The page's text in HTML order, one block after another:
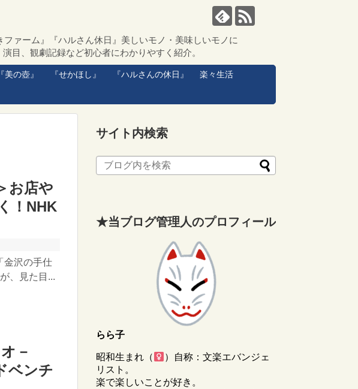
ァーム』『ハルさん休日』美しいモノ・美味しいモノに
目、観劇記録など初心者にわかりやすく紹介。
『美の壺』 『せかほし』 『ハルさんの休日』
楽々生活
お店や
！NHK
金沢の手仕
、見た目...
－
ベンチ
サイト内検索
★当ブログ管理人のプロフィール
らら子
昭和生まれ（
）自称：文楽エバンジェ
リスト。
楽で楽しいことが好き。